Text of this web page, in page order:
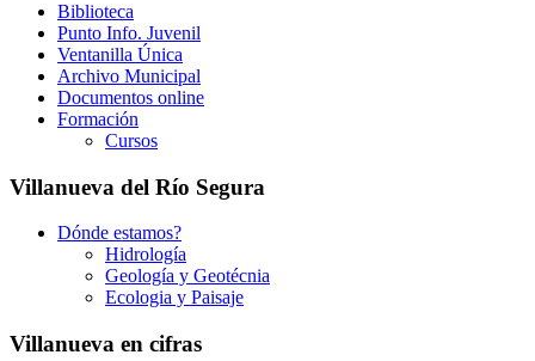
Biblioteca
Punto Info. Juvenil
Ventanilla Única
Archivo Municipal
Documentos online
Formación
Cursos
Villanueva del Río Segura
Dónde estamos?
Hidrología
Geología y Geotécnia
Ecologia y Paisaje
Villanueva en cifras